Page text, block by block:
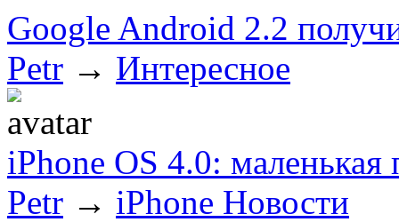
Google Android 2.2
Petr → Интересное
iPhone OS 4.0: маленькая
Petr → iPhone Новости